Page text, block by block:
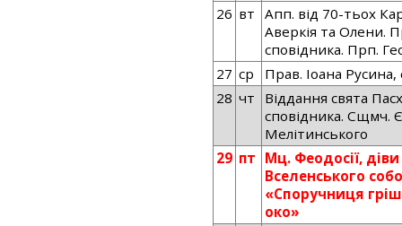
26 вт
Апп. від 70-тьох
Аверкія та Олени.
сповідника. Прп.
27 ср
Прав. Іоана Русина,
28 чт
Віддання свята
сповідника. Сщмч.
Мелітинського
29 пт Мц. Феодосії,
Вселенського
«Споручниця
око»